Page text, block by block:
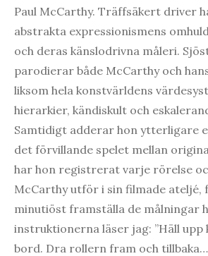
Paul McCarthy. Träffsäkert driver
abstrakta expressionismens
och deras känslodrivna måleri.
parodierar både McCarthy och
liksom hela konstvärldens
hierarkier, kändiskult och
Samtidigt adderar hon ytterligare
det förvillande spelet mellan
har hon registrerat varje rörelse
McCarthy utför i sin filmade ateljé,
minutiöst framställa de målningar
instruktionerna läser jag: ”Häll
bord. Dra rollern fram och